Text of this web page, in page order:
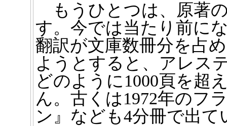
もうひとつは、原著
す。今では当たり前に
翻訳が文庫数冊分を占
ようとすると、アレス
どのように1000頁を超
ん。古くは1972年のフ
ン』なども4分冊で出て